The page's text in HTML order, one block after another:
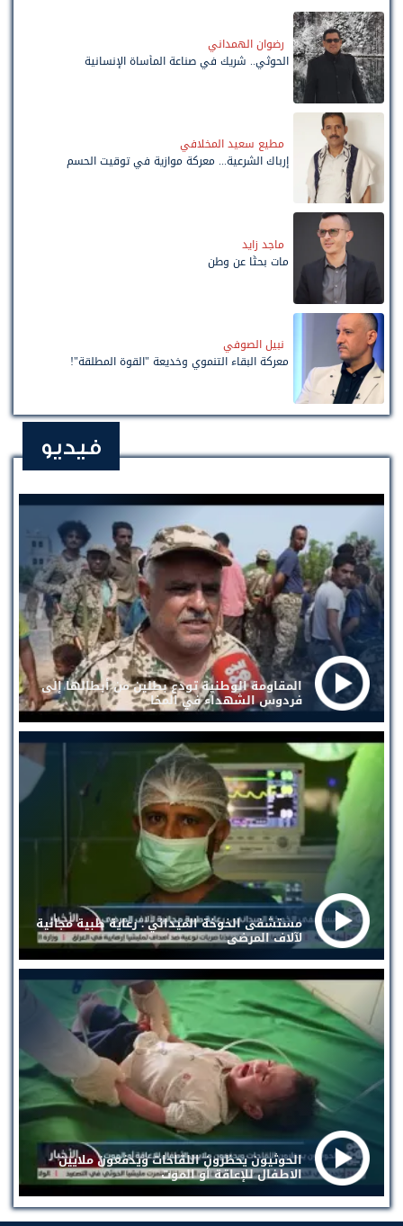
رضوان الهمداني
الحوثي.. شريك في صناعة المأساة الإنسانية
مطيع سعيد المخلافي
إرباك الشرعية... معركة موازية في توقيت الحسم
ماجد زايد
مات بحثًا عن وطن
نبيل الصوفي
معركة البقاء التنموي وخديعة "القوة المطلقة"!
فيديو
المقاومة الوطنية تودع بطلين من أبطالها إلى
فردوس الشهداء في المخا
مستشفى الخوخة الميداني . رعاية طبية مجانية
لآلاف المرضى
الحوثيون يحظرون اللقاحات ويدفعون ملايين
الاطفال للإعاقة أو الموت